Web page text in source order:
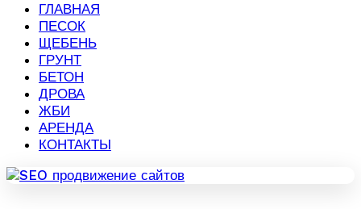
ГЛАВНАЯ
ПЕСОК
ЩЕБЕНЬ
ГРУНТ
БЕТОН
ДРОВА
ЖБИ
АРЕНДА
КОНТАКТЫ